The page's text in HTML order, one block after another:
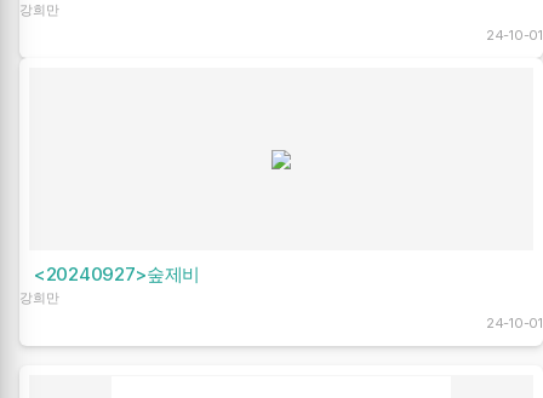
강희만
24-10-01
<20240927>숲제비
강희만
24-10-01